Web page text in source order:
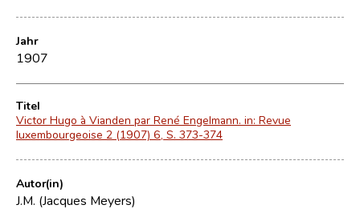
Jahr
1907
Titel
Victor Hugo à Vianden par René Engelmann. in: Revue
luxembourgeoise 2 (1907) 6, S. 373-374
Autor(in)
J.M. (Jacques Meyers)